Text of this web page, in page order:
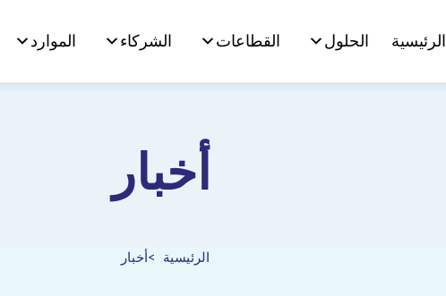
الرئيسية الحلول القطاعات الشركاء الموارد
أخبار
الرئيسية أخبار